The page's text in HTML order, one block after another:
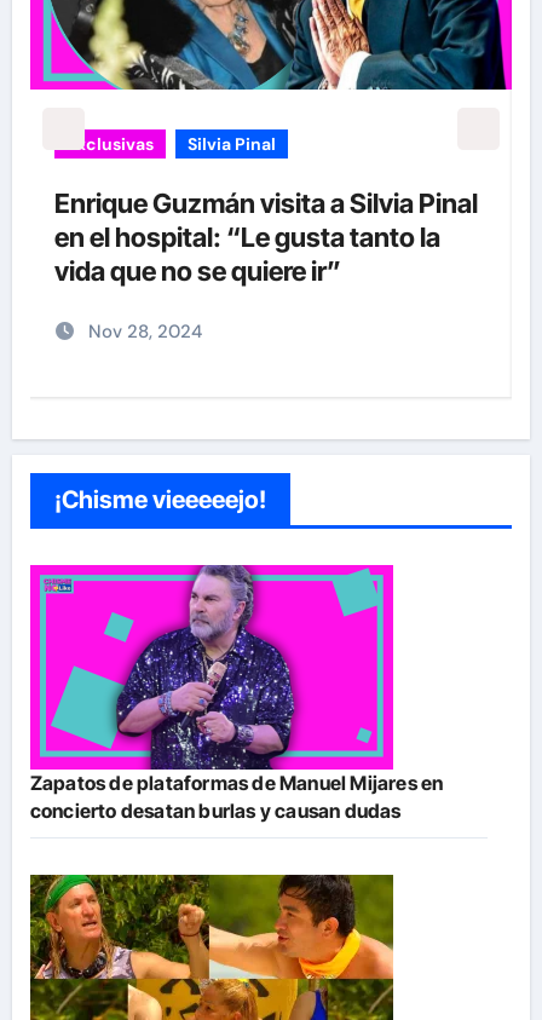
Exclusivas Silvia Pinal
Luis Enrique Guzmán se sincera
sobre situación de Silvia Pinal y
declara: “Está en proceso de partir”
Nov 28, 2024
¡Chisme vieeeeejo!
Zapatos de plataformas de Manuel Mijares en
concierto desatan burlas y causan dudas